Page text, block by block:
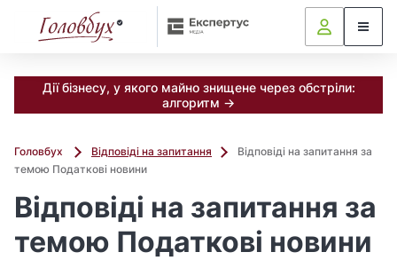
Дії бізнесу, у якого майно знищене через обстріли:
алгоритм →
Головбух Відповіді на запитання
Відповіді на запитання за
темою Податкові новини
Відповіді на запитання за
темою Податкові новини